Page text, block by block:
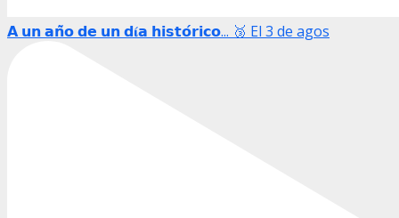
𝗔 𝘂𝗻 𝗮𝗻̃𝗼 𝗱𝗲 𝘂𝗻 𝗱𝛊́𝗮 𝗵𝗶𝘀𝘁𝗼́𝗿𝗶𝗰𝗼... 🥉 El 3 de agos